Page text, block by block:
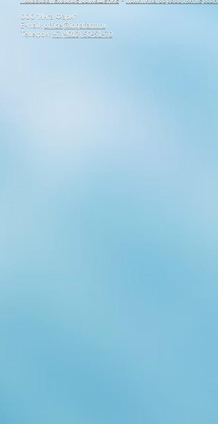
ООО "Инга Фарм"
E-mail: office@ingafarm.ru
Телефон: +7 (4012) 50-51-70